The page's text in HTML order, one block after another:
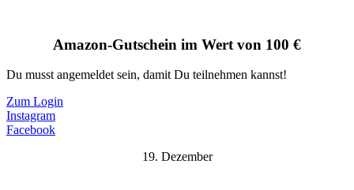
Amazon-Gutschein im Wert von 100 €
Du musst angemeldet sein, damit Du teilnehmen kannst!
Zum Login
Instagram
Facebook
19. Dezember